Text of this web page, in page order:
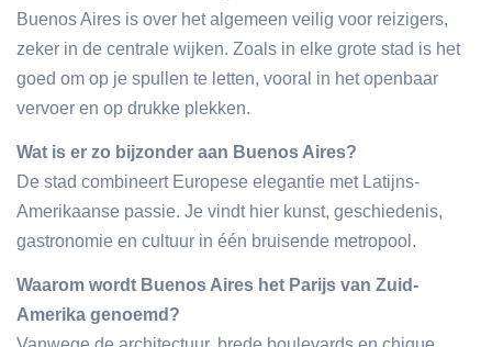
Buenos Aires is over het algemeen veilig voor reizigers,
zeker in de centrale wijken. Zoals in elke grote stad is het
goed om op je spullen te letten, vooral in het openbaar
vervoer en op drukke plekken.
Wat is er zo bijzonder aan Buenos Aires?
De stad combineert Europese elegantie met Latijns-
Amerikaanse passie. Je vindt hier kunst, geschiedenis,
gastronomie en cultuur in één bruisende metropool.
Waarom wordt Buenos Aires het Parijs van Zuid-
Amerika genoemd?